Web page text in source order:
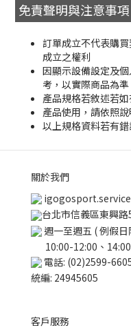
免責聲明與注意事項
訂單成立不代表購
成立之權利
因顯示設備設定及
考，以實際商品為準
產品規格若敘述若
產品使用，請依照
以上規格資料若有
關於我們
台北市信義區東興
週一至週五 ( 例假日
10:00-12:00、
電話: (02)2599-
統編: 24945605
客戶服務